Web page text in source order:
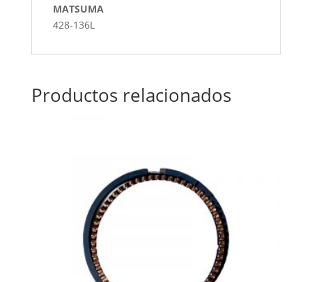
MATSUMA
428-136L
Productos relacionados